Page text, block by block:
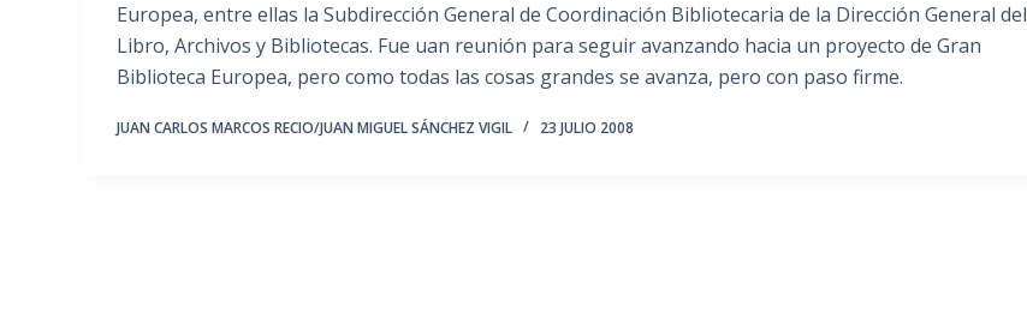
Europea, entre ellas la Subdirección General de Coordinación Bibliotecaria de la Dirección General del
Libro, Archivos y Bibliotecas. Fue uan reunión para seguir avanzando hacia un proyecto de Gran
Biblioteca Europea, pero como todas las cosas grandes se avanza, pero con paso firme.
JUAN CARLOS MARCOS RECIO/JUAN MIGUEL SÁNCHEZ VIGIL 23 JULIO 2008